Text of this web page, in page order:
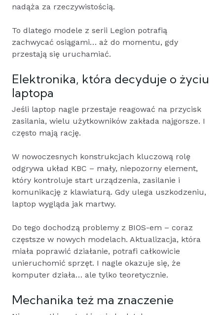
nadąża za rzeczywistością.
To dlatego modele z serii Legion potrafią
zachwycać osiągami… aż do momentu, gdy
przestają się uruchamiać.
Elektronika, która decyduje o życiu
laptopa
Jeśli laptop nagle przestaje reagować na przycisk
zasilania, wielu użytkowników zakłada najgorsze. I
często mają rację.
W nowoczesnych konstrukcjach kluczową rolę
odgrywa układ KBC – mały, niepozorny element,
który kontroluje start urządzenia, zasilanie i
komunikację z klawiaturą. Gdy ulega uszkodzeniu,
laptop wygląda jak martwy.
Do tego dochodzą problemy z BIOS-em – coraz
częstsze w nowych modelach. Aktualizacja, która
miała poprawić działanie, potrafi całkowicie
unieruchomić sprzęt. I nagle okazuje się, że
komputer działa… ale tylko teoretycznie.
Mechanika też ma znaczenie